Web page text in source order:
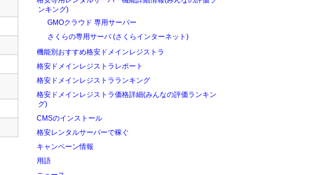
ンキング)
GMOクラウド 専用サーバー
さくらの専用サーバ (さくらインターネット)
機能別おすすめ格安ドメインレジストラ
格安ドメインレジストラレポート
格安ドメインレジストラランキング
格安ドメインレジストラ価格詳細(みんなの評価ランキン
グ)
CMSのインストール
格安レンタルサーバーで稼ぐ
キャンペーン情報
用語